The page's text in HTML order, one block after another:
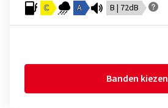
C A B | 72dB
Banden kiezen